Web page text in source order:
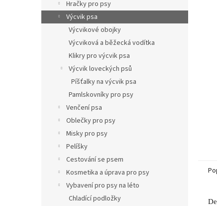
a
n
Hračky pro psy
Výcvik psa
Výcvikové obojky
Výcviková a běžecká vodítka
Klikry pro výcvik psa
Výcvik loveckých psů
Píšťalky na výcvik psa
Pamlskovníky pro psy
Venčení psa
Oblečky pro psy
Misky pro psy
Pelíšky
Cestování se psem
Kosmetika a úprava pro psy
Vybavení pro psy na léto
Chladící podložky